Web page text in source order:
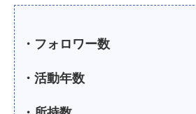
・フォロワー数
・活動年数